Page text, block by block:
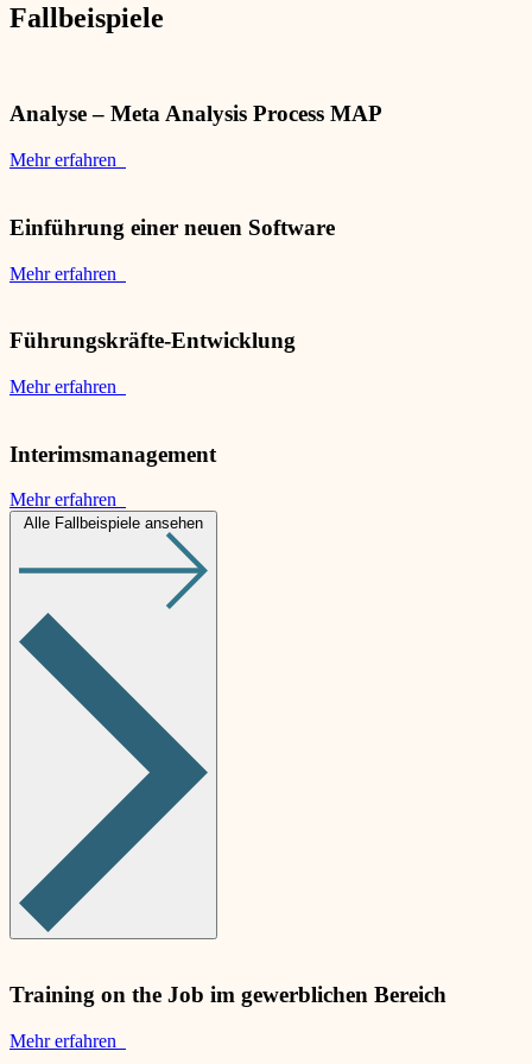
Fallbeispiele
Analyse – Meta Analysis Process MAP
Mehr erfahren
Einführung einer neuen Software
Mehr erfahren
Führungskräfte-Entwicklung
Mehr erfahren
Interimsmanagement
Mehr erfahren
Alle Fallbeispiele ansehen
Training on the Job im gewerblichen Bereich
Mehr erfahren